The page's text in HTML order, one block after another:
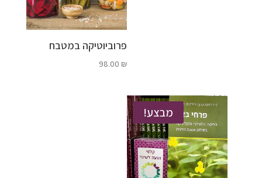
פרוביוטיקה במטבח
98.00 ₪
מבצע!